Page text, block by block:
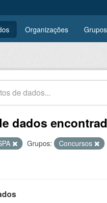
Organizações Grupos
dados
Grupos: Concursos